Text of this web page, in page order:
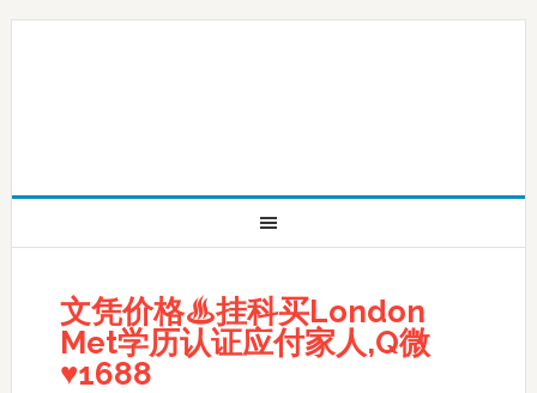
文凭价格♨挂科买London
Met学历认证应付家人,Q微
♥1688